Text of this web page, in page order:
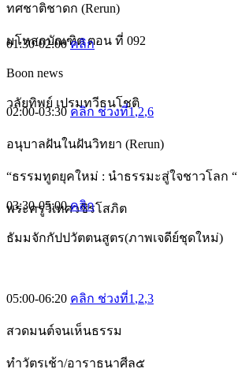
ทศชาติชาดก (Rerun)
มโหสถบัณฑิต ตอน ที่ 092
01:30-02:00คลิก
Boon news
วลัยทิพย์ เปรมทวีธนโชติ
02:00-03:30 คลิก ช่วงที่1,2,6
อนุบาลฝันในฝันวิทยา (Rerun)
“ธรรมทูตยุคใหม่ : นำธรรมะสู่ใจชาวโลก “
พระครูวิเทศวชิรโสภิต
03:30-05:00คลิก
ธัมมจักกัปปวัตตนสูตร(ภาพเจดีย์ชุดใหม่)
05:00-06:20 คลิก ช่วงที่1 ,2,3
สวดมนต์จนเห็นธรรม
ทำวัตรเช้า/อาราธนาศีล๕